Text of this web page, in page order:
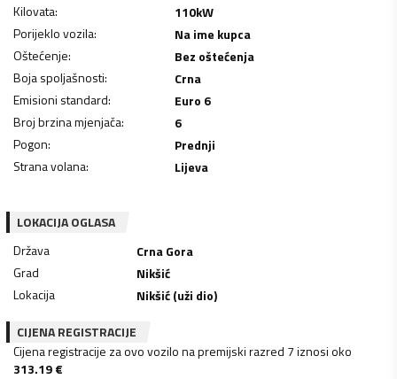
Kilovata: 110kW
Porijeklo vozila:
Na ime kupca
Oštećenje:
Bez oštećenja
Boja spoljašnosti:
Crna
Emisioni standard:
Euro 6
Broj brzina mjenjača:
6
Pogon:
Prednji
Strana volana: Lijeva
LOKACIJA OGLASA
Država
Crna Gora
Grad
Nikšić
Lokacija
Nikšić (uži dio)
CIJENA REGISTRACIJE
Cijena registracije za ovo vozilo na premijski razred 7 iznosi oko
313.19€